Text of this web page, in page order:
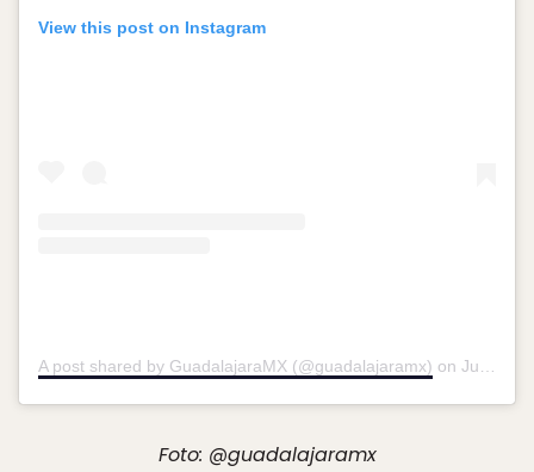
View this post on Instagram
A post shared by GuadalajaraMX (@guadalajaramx) on Jun 11, 2018 at 9:18am PDT
Foto: @guadalajaramx